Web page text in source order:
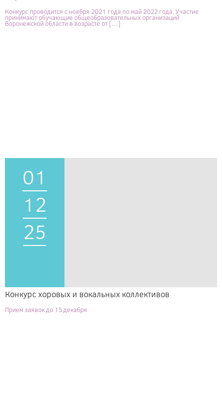
Конкурс проводится с ноября 2021 года по май 2022 года. Участие
принимают обучающие общеобразовательных организаций
Воронежской области в возрасте от […]
01
12
25
Конкурс хоровых и вокальных коллективов
Прием заявок до 15 декабря